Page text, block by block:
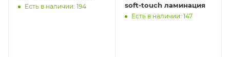
Есть в наличии: 194
soft-touch ламинация
Есть в наличии: 147